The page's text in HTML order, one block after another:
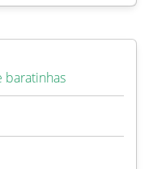
baratinhas